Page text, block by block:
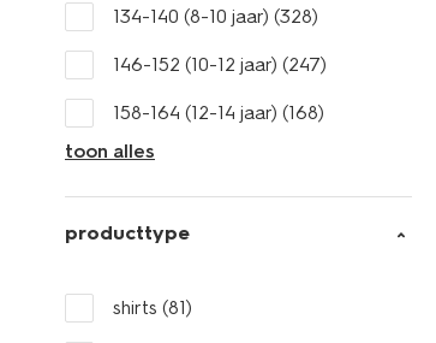
134-140 (8-10 jaar) (328)
146-152 (10-12 jaar) (247)
158-164 (12-14 jaar) (168)
toon alles
producttype
shirts (81)